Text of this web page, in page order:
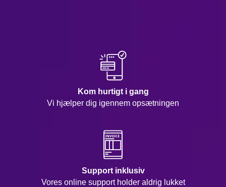
Kom hurtigt i gang
Vi hjælper dig igennem opsætningen
Support inklusiv
Vores online support holder aldrig lukket